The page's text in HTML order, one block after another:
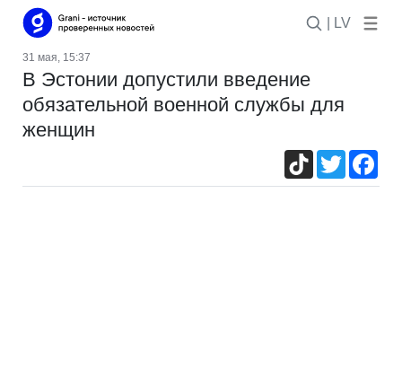
| LV
31 мая, 15:37
В Эстонии допустили введение
обязательной военной службы для
женщин
TikTokTwitter